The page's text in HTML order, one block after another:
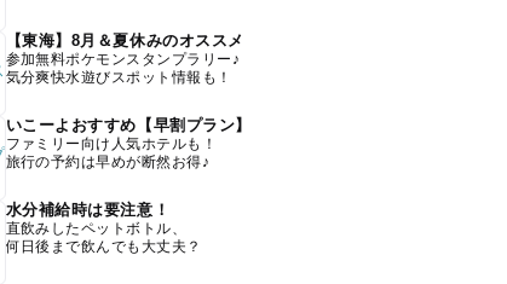
【東海】8月＆夏休みのオススメ
参加無料ポケモンスタンプラリー♪
気分爽快水遊びスポット情報も！
いこーよおすすめ【早割プラン】
ファミリー向け人気ホテルも！
旅行の予約は早めが断然お得♪
水分補給時は要注意！
直飲みしたペットボトル、
何日後まで飲んでも大丈夫？